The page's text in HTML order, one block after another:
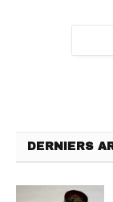
DERNIERS